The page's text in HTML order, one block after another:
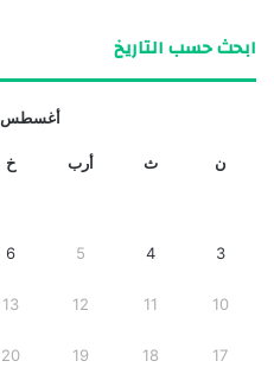
ابحث حسب التاريخ
أغسطس 2026
ن ث أرب خ
3
4
5
6
10
11
12
13
17
18
19
20